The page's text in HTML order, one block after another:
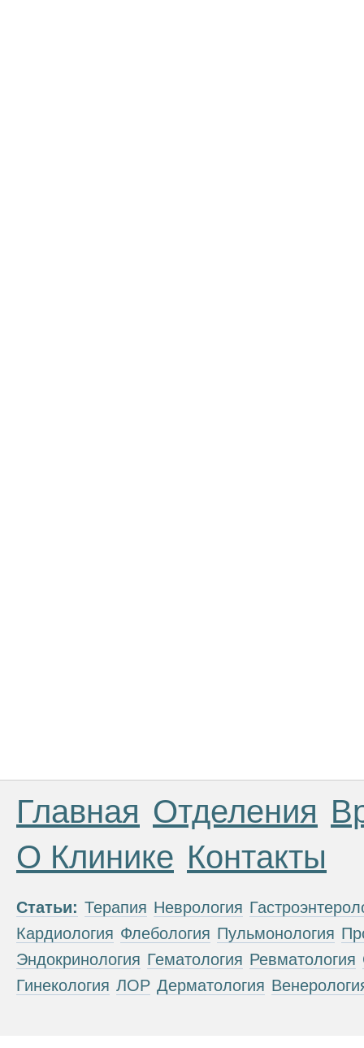
Главная Отделения
О Клинике Контакты
Статьи: Терапия Неврология
Кардиология Флебология Пульмонология
Эндокринология Гематология Ревматология
Гинекология ЛОР Дерматология